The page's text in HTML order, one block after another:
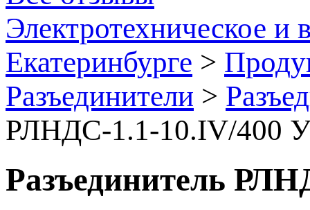
Электротехническое и
Екатеринбурге >
Разъединители >
РЛНДС-1.1-10.IV/400
Разъединитель